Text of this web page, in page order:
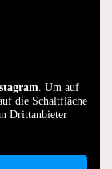
. Um auf
die Schaltfläche
Drittanbieter